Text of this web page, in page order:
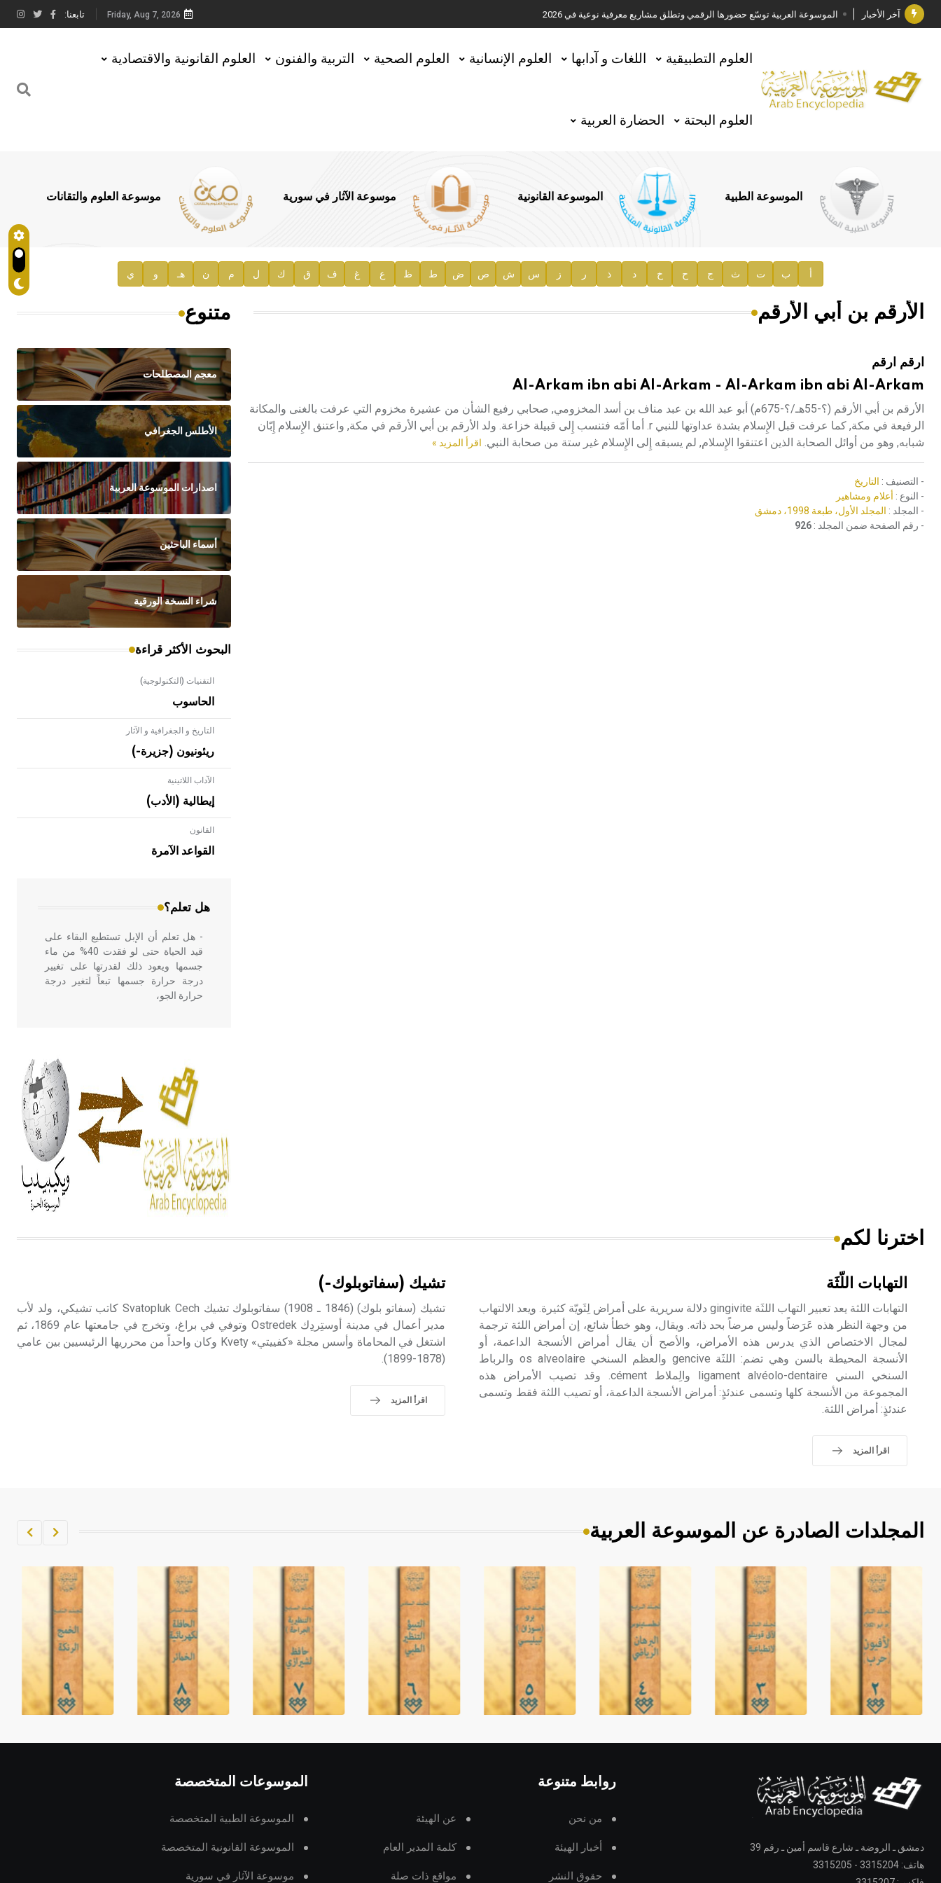
آخر الأخبار الموسوعة العربية توسّع حضورها الرقمي وتطلق مشاريع معرفية نوعية في 2026
جائزة مجمع الملك سلمان العالمي للغة العربية 2025
الأستاذ إياد خالد الطباع مدير عام لهيئة الموسوعة العربية
السيد محمد ياسين صالح وزيرا للثقافة
توصيات مجلس الإدارة
صدور المجلد السابع من موسوعة الآثار في سورية
إعلان..
هيئة الموسوعة العربية تطلق موسوعات جديدة في عام 2026
Friday, Aug 7, 2026 تابعنا:
العلوم التطبيقية اللغات و آدابها العلوم الإنسانية العلوم الصحية التربية والفنون العلوم القانونية والاقتصادية
العلوم البحتة الحضارة العربية
الموسوعة الطبية الموسوعة القانونية موسوعة الآثار في سورية موسوعة العلوم والتقانات
أ ب ت ث ج ح خ د ذ ر ز س ش ص ض ط ظ ع غ ف ق ك ل م ن هـ و ي
الأرقم بن أبي الأرقم
ارقم ارقم
Al-Arkam ibn abi Al-Arkam - Al-Arkam ibn abi Al-Arkam
الأرقم بن أبي الأرقم (؟-55هـ/؟-675م) أبو عبد الله بن عبد مناف بن أسد المخزومي, صحابي رفيع الشأن من عشيرة مخزوم التي عرفت بالغنى والمكانة
الرفيعة في مكة, كما عرفت قبل الإِسلام بشدة عداوتها للنبي r. أما أمّه فتنسب إِلى قبيلة خزاعة. ولد الأرقم بن أبي الأرقم في مكة, واعتنق الإِسلام إِبّان
شبابه, وهو من أوائل الصحابة الذين اعتنقوا الإِسلام, لم يسبقه إِلى الإِسلام غير ستة من صحابة النبي. اقرأ المزيد »
- التصنيف : التاريخ
- النوع : أعلام ومشاهير
- المجلد : المجلد الأول، طبعة 1998، دمشق
- رقم الصفحة ضمن المجلد : 926
متنوع
معجم المصطلحات
الأطلس الجغرافي
اصدارات الموسوعة العربية
أسماء الباحثين
شراء النسخة الورقية
البحوث الأكثر قراءة
التقنيات (التكنولوجية)
الحاسوب
التاريخ و الجغرافية و الآثار
ريئونيون (جزيرة-)
الآداب اللاتينية
إيطالية (الأدب)
القانون
القواعد الآمرة
هل تعلم؟
- هل تعلم أن الأبلق نوع من الفنون
الهندسية التي ارتبطت بالعمارة الإسلامية
في بلاد الشام ومصر خاصة، حيث يحرص
- هل تعلم أن الإبل تستطيع البقاء على
قيد الحياة حتى لو فقدت 40% من ماء
جسمها ويعود ذلك لقدرتها على تغيير
درجة حرارة جسمها تبعاً لتغير درجة
حرارة الجو،
أربعة مؤلفات هي: الحكم، الأدلة، تنظيم
التغذية، ورسالته في جروح الرأس.
ويعود له الفضل بأنه حرر الطب من
الدين والفلسفة.
- هل تعلم أن المرجان إفراز حيواني
يتكون في البحر ويتركب من مادة
كربونات الكلسيوم، وهو أحمر أو شديد
الحمرة وهو أجود أنواعه، ويمتاز بكبر
الحجم ويسمى الش
الإنكليزية أب
اخترنا لكم
التهابات اللّثَة
التهابات اللثة يعد تعبير التهاب اللثَة gingivite دلالة سريرية على أمراض لِثَويّة كثيرة. ويعد الالتهاب
من وجهة النظر هذه عَرَضاً وليس مرضاً بحد ذاته. ويقال، وهو خطأ شائع، إن أمراض اللثة ترجمة
لمجال الاختصاص الذي يدرس هذه الأمراض، والأصح أن يقال أمراض الأنسجة الداعمة، أو
الأنسجة المحيطة بالسن وهي تضم: اللثَة gencive والعظم السنخي os alveolaire والرباط
السنخي السني ligament alvéolo-dentaire والِملاط cément. وقد تصيب الأمراض هذه
المجموعة من الأنسجة كلها وتسمى عندئذٍ: أمراض الأنسجة الداعمة، أو تصيب اللثة فقط وتسمى
عندئذٍ: أمراض اللثة.
اقرأ المزيد
تشيك (سفاتوبلوك-)
تشيك (سفاتو بلوك) (1846 ـ 1908) سفاتوبلوك تشيك Svatopluk Cech كاتب تشيكي، ولد لأب
مدير أعمال في مدينة أوستِردِك Ostredek وتوفي في براغ، وتخرج في جامعتها عام 1869، ثم
اشتغل في المحاماة وأسس مجلة «كفييتي» Kvety وكان واحداً من محرريها الرئيسيين بين عامي
(1878-1899).
اقرأ المزيد
المجلدات الصادرة عن الموسوعة العربية
دمشق ـ الروضة ـ شارع قاسم أمين ـ رقم 39
هاتف: 3315204 - 3315205
روابط متنوعة
من نحن عن الهيئة
أخبار الهيئة كلمة المدير العام
حقوق النشر مواقع ذات صلة
الموسوعات المتخصصة
الموسوعة الطبية المتخصصة
الموسوعة القانونية المتخصصة
موسوعة الآثار في سورية